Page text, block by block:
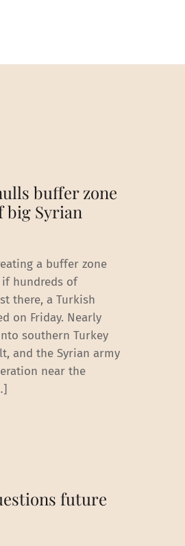
buffer zone
big Syrian
a buffer zone
hundreds of
there, a Turkish
on Friday. Nearly
southern Turkey
and the Syrian army
near the
future